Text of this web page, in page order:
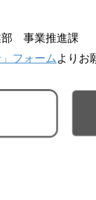
部 事業推進課
フォーム よりお